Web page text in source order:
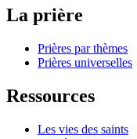
La prière
Prières par thèmes
Prières universelles
Ressources
Les vies des saints